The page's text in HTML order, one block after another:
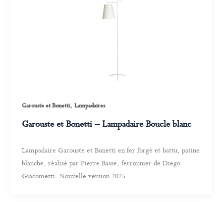
Garouste et Bonetti, Lampadaires
Garouste et Bonetti – Lampadaire Boucle blanc
Lampadaire Garouste et Bonetti en fer forgé et battu, patine
blanche, réalisé par Pierre Basse, ferronnier de Diego
Giacometti. Nouvelle version 2025.